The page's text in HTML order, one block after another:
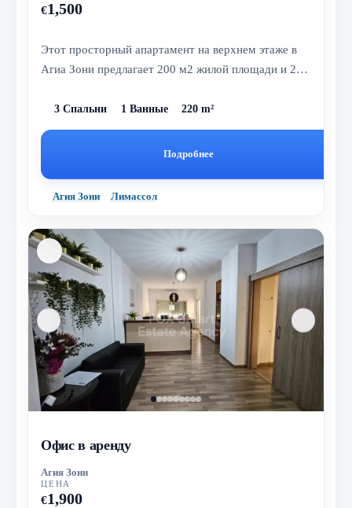
€1,500
Этот просторный апартамент на верхнем этаже в
Агиа Зони предлагает 200 м2 жилой площади и 20
3 Спальни 1 Ванные 220 m²
Подробнее
Агия Зони Лимассол
Офис в аренду
Агия Зони
ЦЕНА
€1,900